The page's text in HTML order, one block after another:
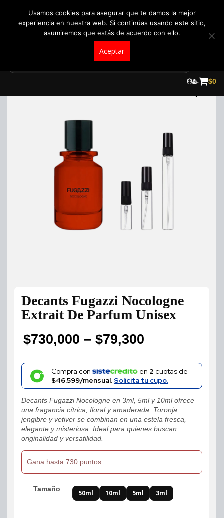
$0
Decants Fugazzi Nocologne
Extrait De Parfum Unisex
$79,300
–
$730,000
Price
range:
$79,300
through
$730,000
Compra con en 2 cuotas de
$46.599/mensual.Solicita tu cupo.
Decants Fugazzi Nocologne en 3ml, 5ml y 10ml ofrece
una fragancia cítrica, floral y amaderada. Toronja,
jengibre y vetiver se combinan en una estela fresca,
elegante y misteriosa. Ideal para quienes buscan
originalidad y versatilidad.
Gana hasta 730 puntos.
Tamaño 50ml 10ml 5ml 3ml
Usamos cookies para asegurar que te damos la mejor
experiencia en nuestra web. Si continúas usando este sitio,
asumiremos que estás de acuerdo con ello.
Aceptar